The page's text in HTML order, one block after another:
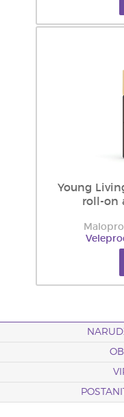
Young
roll-on